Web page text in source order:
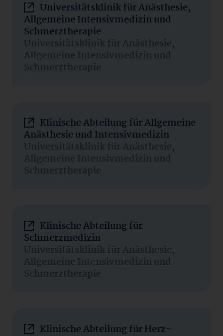
Universitätsklinik für Anästhesie,
Allgemeine Intensivmedizin und
Schmerztherapie
Universitätsklinik für Anästhesie,
Allgemeine Intensivmedizin und
Schmerztherapie
Klinische Abteilung für Allgemeine
Anästhesie und Intensivmedizin
Universitätsklinik für Anästhesie,
Allgemeine Intensivmedizin und
Schmerztherapie
Klinische Abteilung für
Schmerzmedizin
Universitätsklinik für Anästhesie,
Allgemeine Intensivmedizin und
Schmerztherapie
Klinische Abteilung für Herz-